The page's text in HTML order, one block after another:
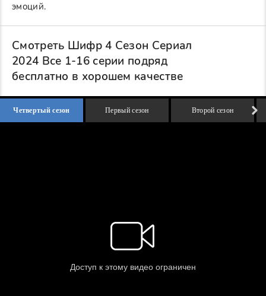
эмоций.
Смотреть Шифр 4 Сезон Сериал
2024 Все 1-16 серии подряд
бесплатно в хорошем качестве
Четвертый сезон Первый сезон Второй сезон